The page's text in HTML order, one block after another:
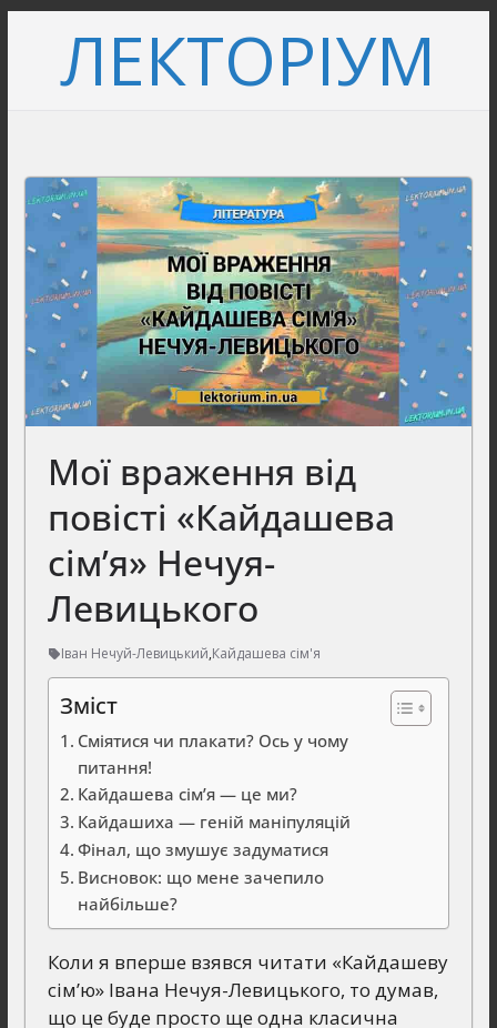
вмістуЛЕКТОРІУМ
Мої враження від
повісті «Кайдашева
сім’я» Нечуя-
Левицького
Іван Нечуй-Левицький,Кайдашева сім'я
Зміст
Сміятися чи плакати? Ось у чому
питання!
Кайдашева сім’я — це ми?
Кайдашиха — геній маніпуляцій
Фінал, що змушує задуматися
Висновок: що мене зачепило
найбільше?
Коли я вперше взявся читати «Кайдашеву
сім’ю» Івана Нечуя-Левицького, то думав,
що це буде просто ще одна класична